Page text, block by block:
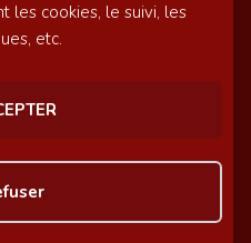
les cookies, le suivi, les
etc.
légales
internet réalisé par